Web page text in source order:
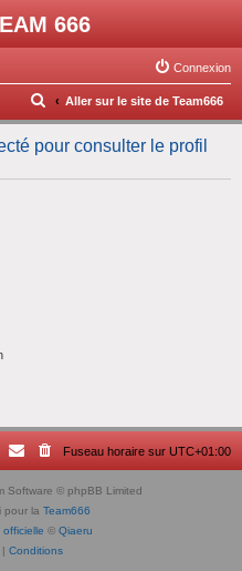
666
Connexion
Aller sur le site de Team666
R
e
c
h
pour consulter le profil
Fuseau horaire sur UTC+01:00
Software © phpBB Limited
pour la Team666
© Qiaeru
| Conditions